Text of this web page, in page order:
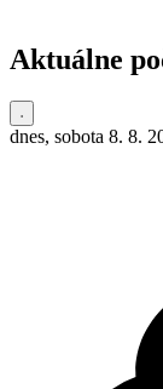
Aktuálne
dnes, sobota 8. 8.